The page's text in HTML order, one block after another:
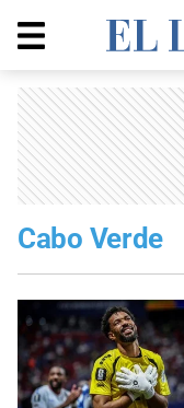
Cabo Verde